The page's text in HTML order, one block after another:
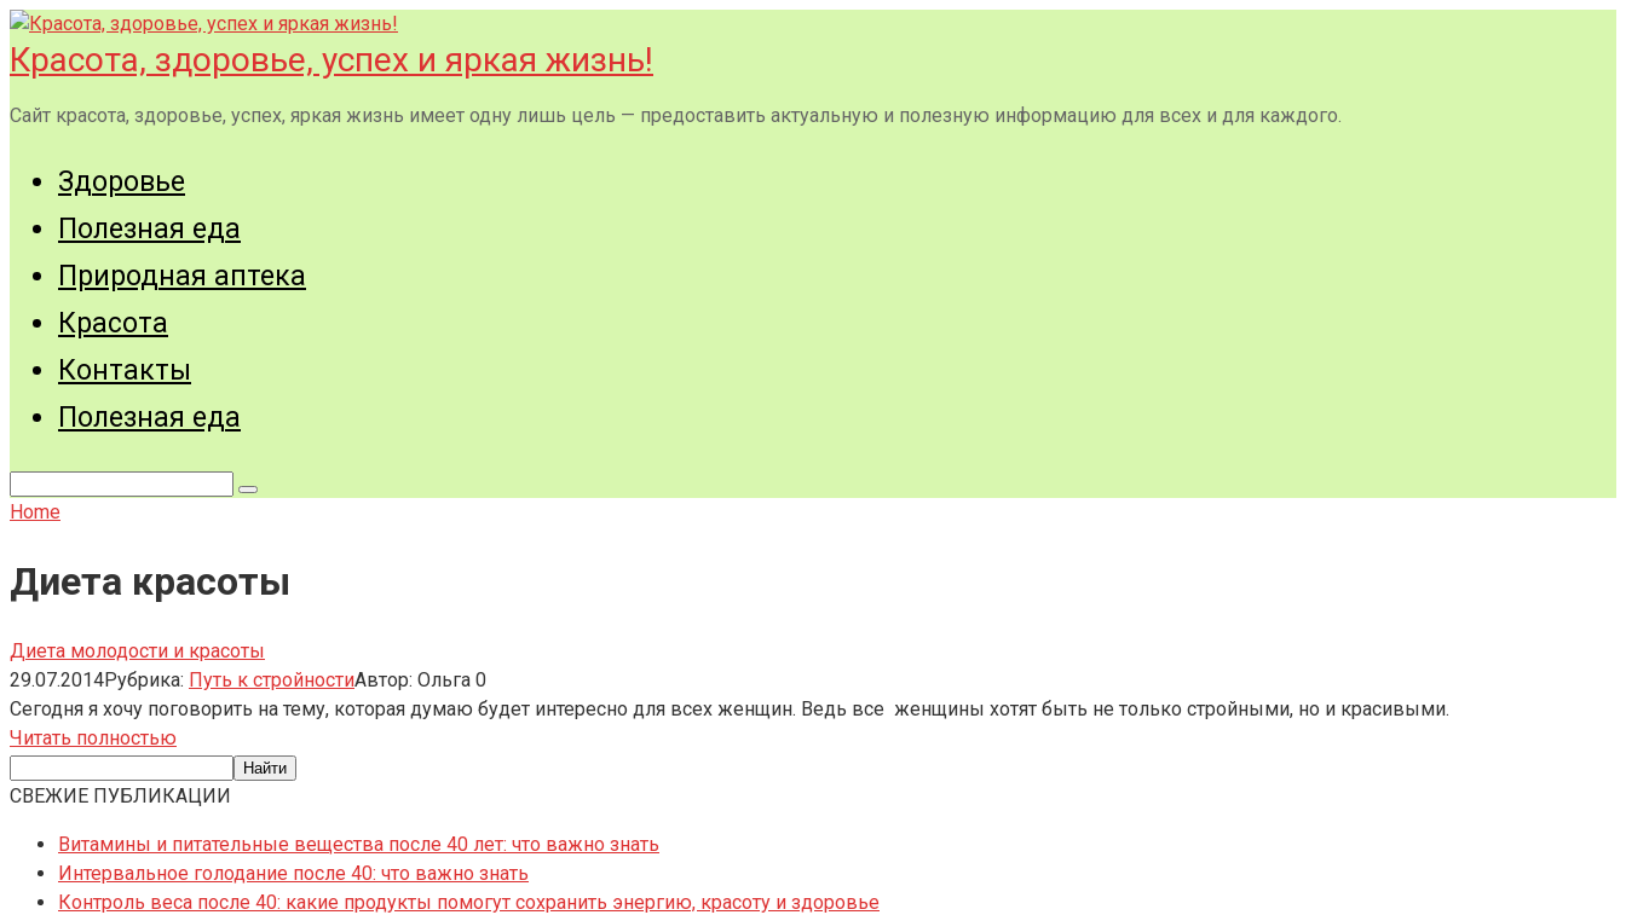
Перейти
к
контенту
Красота, здоровье, успех и яркая жизнь!
Сайт красота, здоровье, успех, яркая жизнь имеет одну лишь цель — предоставить актуальную и полезную информацию для всех и для каждого.
Здоровье
Полезная еда
Природная аптека
Красота
Контакты
Полезная еда
Home
Диета красоты
Диета молодости и красоты
29.07.2014Рубрика: Путь к стройностиАвтор: Ольга 0
Сегодня я хочу поговорить на тему, которая думаю будет интересно для всех женщин. Ведь все женщины хотят быть не только стройными, но и красивыми.
Читать полностью
СВЕЖИЕ ПУБЛИКАЦИИ
Витамины и питательные вещества после 40 лет: что важно знать
Интервальное голодание после 40: что важно знать
Контроль веса после 40: какие продукты помогут сохранить энергию, красоту и здоровье